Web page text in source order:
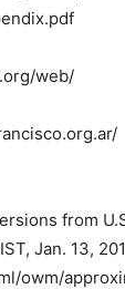
web/
from
Jan. 13,
owm/